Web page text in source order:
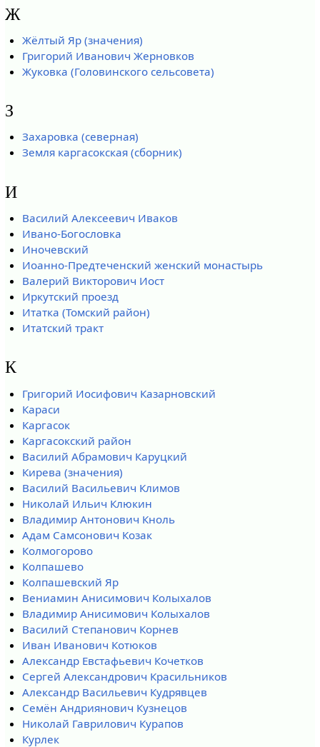
Ж
Жёлтый Яр (значения)
Григорий Иванович Жерновков
Жуковка (Головинского сельсовета)
З
Захаровка (северная)
Земля каргасокская (сборник)
И
Василий Алексеевич Иваков
Ивано-Богословка
Иночевский
Иоанно-Предтеченский женский монастырь
Валерий Викторович Иост
Иркутский проезд
Итатка (Томский район)
Итатский тракт
К
Григорий Иосифович Казарновский
Караси
Каргасок
Каргасокский район
Василий Абрамович Каруцкий
Кирева (значения)
Василий Васильевич Климов
Николай Ильич Клюкин
Владимир Антонович Кноль
Адам Самсонович Козак
Колмогорово
Колпашево
Колпашевский Яр
Вениамин Анисимович Колыхалов
Владимир Анисимович Колыхалов
Василий Степанович Корнев
Иван Иванович Котюков
Александр Евстафьевич Кочетков
Сергей Александрович Красильников
Александр Васильевич Кудрявцев
Семён Андриянович Кузнецов
Николай Гаврилович Курапов
Курлек